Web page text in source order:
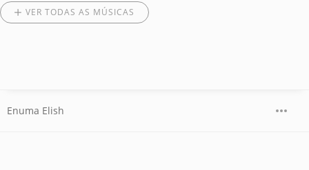
VER TODAS AS MÚSICAS
Enuma Elish